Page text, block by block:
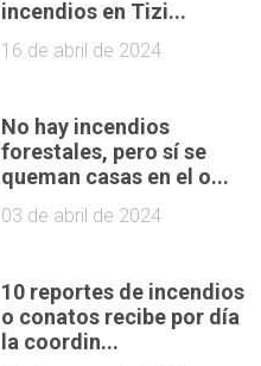
incendios en Tizi...
16 de abril de 2024
No hay incendios
forestales, pero sí se
queman casas en el o...
03 de abril de 2024
10 reportes de incendios
o conatos recibe por día
la coordin...